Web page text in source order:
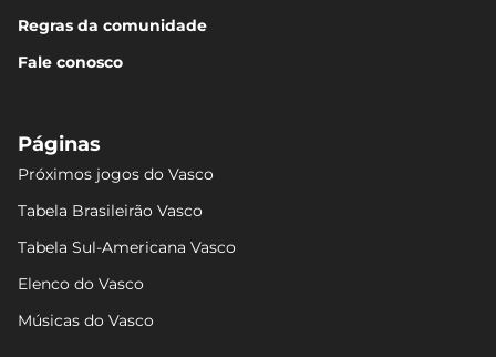
Regras da comunidade
Fale conosco
Páginas
Próximos jogos do Vasco
Tabela Brasileirão Vasco
Tabela Sul-Americana Vasco
Elenco do Vasco
Músicas do Vasco